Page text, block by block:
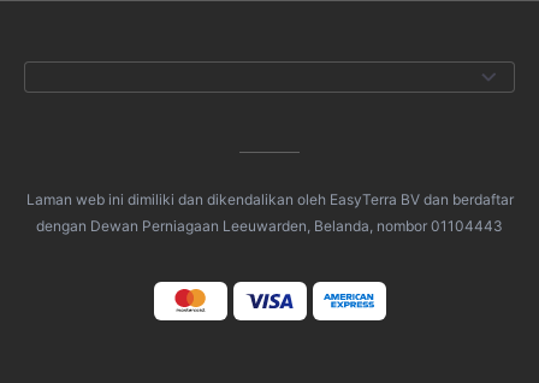
Laman web ini dimiliki dan dikendalikan oleh EasyTerra BV dan berdaftar
dengan Dewan Perniagaan Leeuwarden, Belanda, nombor 01104443